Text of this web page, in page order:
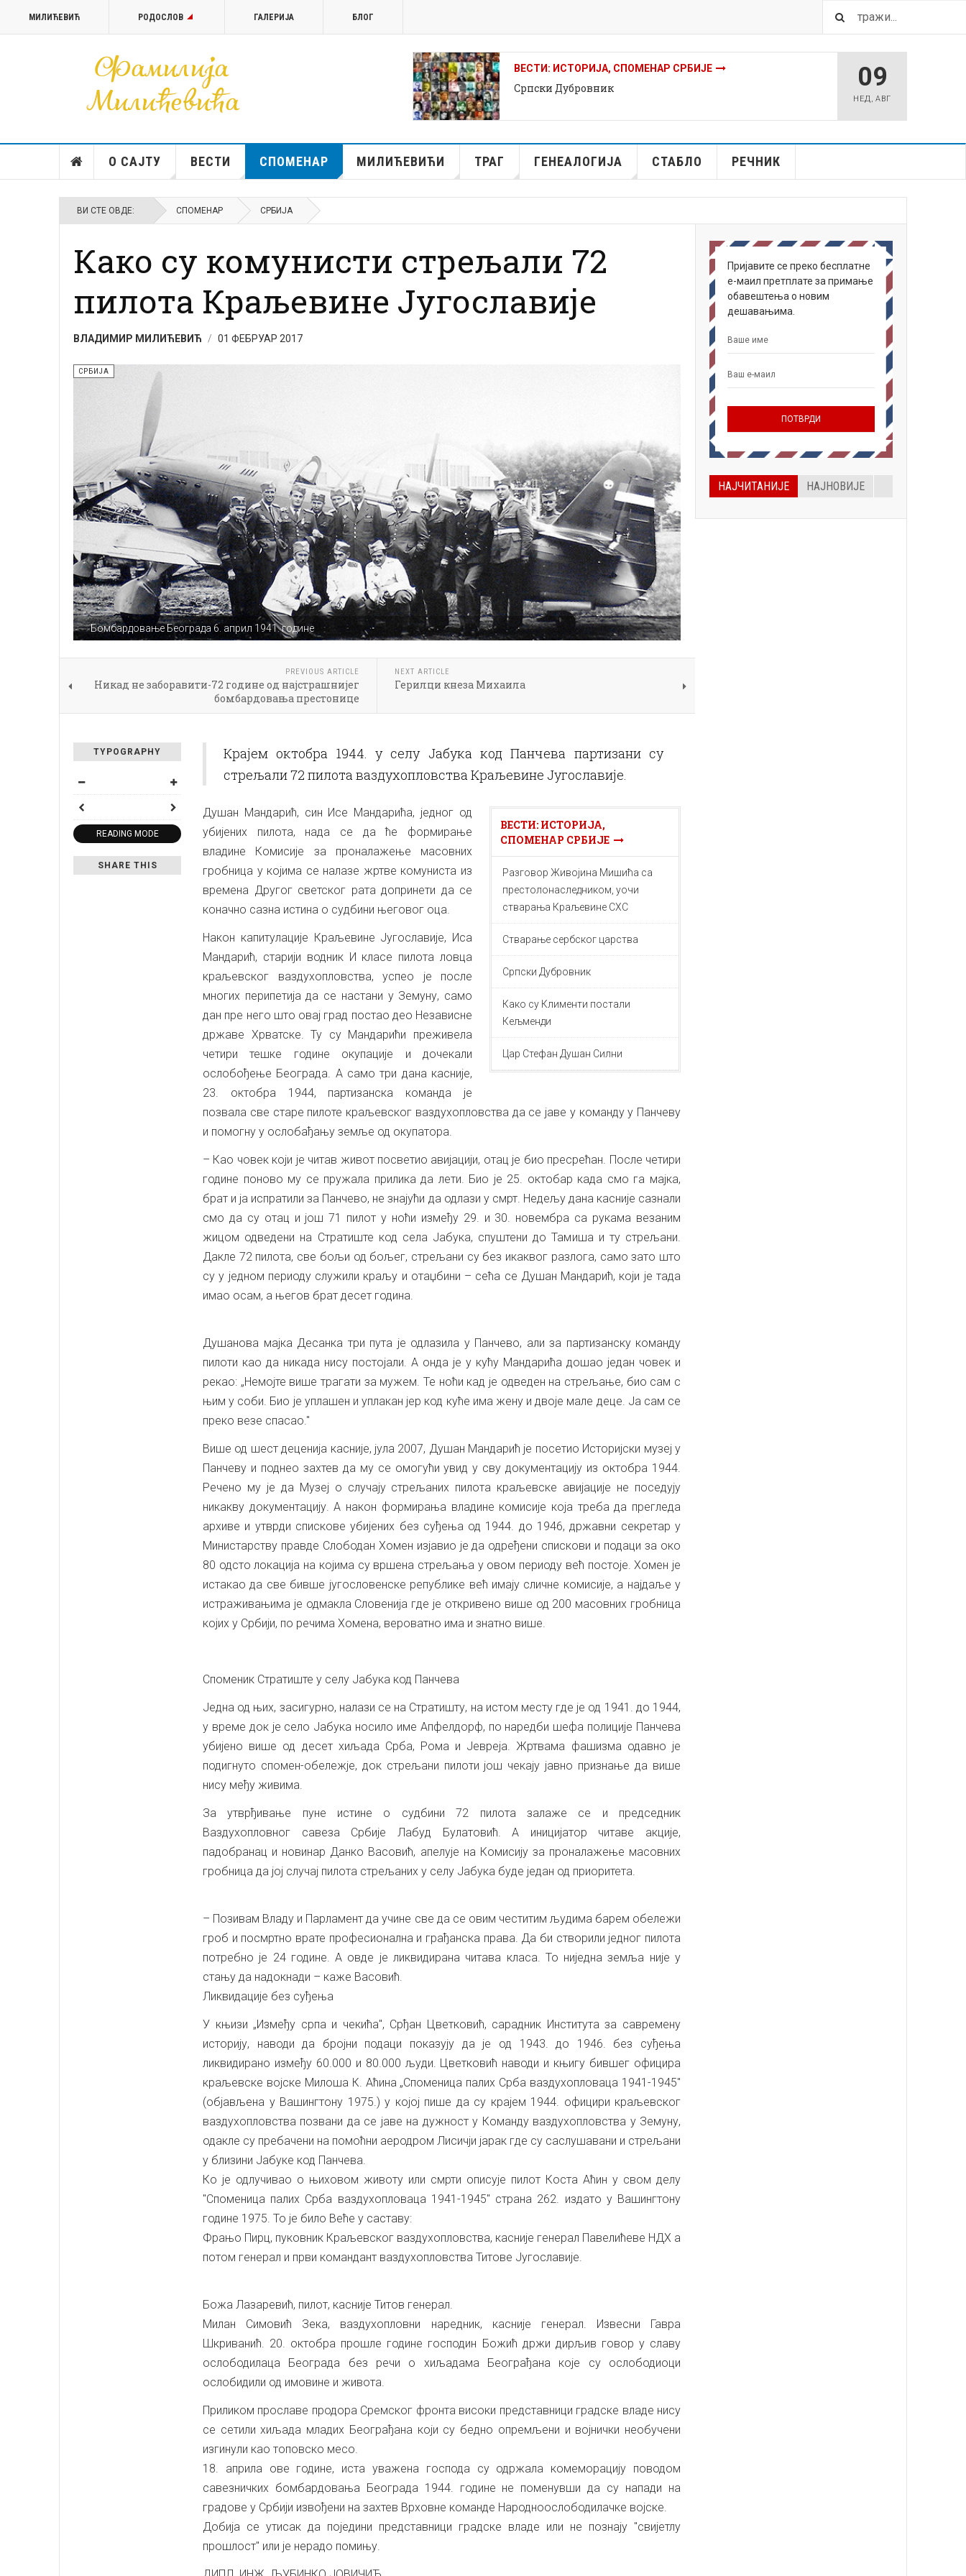
МИЛИЋЕВИЋ РОДОСЛОВ ГАЛЕРИЈА БЛОГ
ВЕСТИ: ИСТОРИЈА, СПОМЕНАР СРБИЈЕ
Српски Дубровник 09
НЕД,АВГ
O САЈТУ ВЕСТИ СПОМЕНАР МИЛИЋЕВИЋИ ТРАГ ГЕНЕАЛОГИЈА СТАБЛО РЕЧНИК
ВИ СТЕ ОВДЕ: СПОМЕНАР СРБИЈА
Како су комунисти стрељали 72
пилота Краљевине Југославије
ВЛАДИМИР МИЛИЋЕВИЋ 01 ФЕБРУАР 2017
Бомбардовање Београда 6. април 1941. године
СРБИЈА
PREVIOUS ARTICLE
Никад не заборавити-72 године од најстрашнијег
бомбардовања престонице
NEXT ARTICLE
Герилци кнеза Михаила
TYPOGRAPHY
READING MODE
SHARE THIS
Крајем октобра 1944. у селу Јабука код Панчева партизани су
стрељали 72 пилота ваздухопловства Краљевине Југославије.
ВЕСТИ: ИСТОРИЈА,
СПОМЕНАР СРБИЈЕ
Разговор Живојина Мишића са
престолонаследником, уочи
стварања Краљевине СXC
Стварање сербског царства
Српски Дубровник
Како су Клименти постали
Кељменди
Цар Стефан Душан Силни
Душан Мандарић, син Исе Мандарића, једног од
убијених пилота, нада се да ће формирање
владине Комисије за проналажење масовних
гробница у којима се налазе жртве комуниста из
времена Другог светског рата допринети да се
коначно сазна истина о судбини његовог оца.
Након капитулације Краљевине Југославије, Иса
Мандарић, старији водник И класе пилота ловца
краљевског ваздухопловства, успео је после
многих перипетија да се настани у Земуну, само
дан пре него што овај град постао део Независне
државе Хрватске. Ту су Мандарићи преживела
четири тешке године окупације и дочекали
ослобођење Београда. А само три дана касније,
23. октобра 1944, партизанска команда је
позвала све старе пилоте краљевског ваздухопловства да се јаве у команду у Панчеву
и помогну у ослобађању земље од окупатора.
– Као човек који је читав живот посветио авијацији, отац је био пресрећан. После четири
године поново му се пружала прилика да лети. Био је 25. октобар када смо га мајка,
брат и ја испратили за Панчево, не знајући да одлази у смрт. Недељу дана касније сазнали
смо да су отац и још 71 пилот у ноћи између 29. и 30. новембра са рукама везаним
жицом одведени на Стратиште код села Јабука, спуштени до Тамиша и ту стрељани.
Дакле 72 пилота, све бољи од бољег, стрељани су без икаквог разлога, само зато што
су у једном периоду служили краљу и отаџбини – сећа се Душан Мандарић, који је тада
имао осам, а његов брат десет година.
Душанова мајка Десанка три пута је одлазила у Панчево, али за партизанску команду
пилоти као да никада нису постојали. А онда је у кућу Мандарића дошао један човек и
рекао: „Немојте више трагати за мужем. Те ноћи кад је одведен на стрељање, био сам с
њим у соби. Био је уплашен и уплакан јер код куће има жену и двоје мале деце. Ја сам се
преко везе спасао."
Више од шест деценија касније, јула 2007, Душан Мандарић је посетио Историјски музеј у
Панчеву и поднео захтев да му се омогући увид у сву документацију из октобра 1944.
Речено му је да Музеј о случају стрељаних пилота краљевске авијације не поседују
никакву документацију. А након формирања владине комисије која треба да прегледа
архиве и утврди спискове убијених без суђења од 1944. до 1946, државни секретар у
Министарству правде Слободан Хомен изјавио је да одређени спискови и подаци за око
80 одсто локација на којима су вршена стрељања у овом периоду већ постоје. Хомен је
истакао да све бивше југословенске републике већ имају сличне комисије, а најдаље у
истраживањима је одмакла Словенија где је откривено више од 200 масовних гробница
којих у Србији, по речима Хомена, вероватно има и знатно више.
Споменик Стратиште у селу Јабука код Панчева
Једна од њих, засигурно, налази се на Стратишту, на истом месту где је од 1941. до 1944,
у време док је село Јабука носило име Апфелдорф, по наредби шефа полиције Панчева
убијено више од десет хиљада Срба, Рома и Јевреја. Жртвама фашизма одавно је
подигнуто спомен-обележје, док стрељани пилоти још чекају јавно признање да више
нису међу живима.
За утврђивање пуне истине о судбини 72 пилота залаже се и председник
Ваздухопловног савеза Србије Лабуд Булатовић. А иницијатор читаве акције,
падобранац и новинар Данко Васовић, апелује на Комисију за проналажење масовних
гробница да јој случај пилота стрељаних у селу Јабука буде један од приоритета.
– Позивам Владу и Парламент да учине све да се овим честитим људима барем обележи
гроб и посмртно врате професионална и грађанска права. Да би створили једног пилота
потребно је 24 године. А овде је ликвидирана читава класа. То ниједна земља није у
стању да надокнади – каже Васовић.
Ликвидације без суђења
У књизи „Између српа и чекића", Срђан Цветковић, сарадник Института за савремену
историју, наводи да бројни подаци показују да је од 1943. до 1946. без суђења
ликвидирано између 60.000 и 80.000 људи. Цветковић наводи и књигу бившег официра
краљевске војске Милоша К. Аћина „Споменица палих Срба ваздухопловаца 1941-1945"
(објављена у Вашингтону 1975.) у којој пише да су крајем 1944. официри краљевског
ваздухопловства позвани да се јаве на дужност у Команду ваздухопловства у Земуну,
одакле су пребачени на помоћни аеродром Лисичји јарак где су саслушавани и стрељани
у близини Јабуке код Панчева.
Ко је одлучивао о њиховом животу или смрти описује пилот Коста Аћин у свом делу
"Споменица палих Срба ваздухопловаца 1941-1945″ страна 262. издато у Вашингтону
године 1975. То је било Веће у саставу:
Фрањо Пирц, пуковник Краљевског ваздухопловства, касније генерал Павелићеве НДХ а
потом генерал и први командант ваздухопловства Титове Југославије.
Божа Лазаревић, пилот, касније Титов генерал.
Милан Симовић Зека, ваздухопловни наредник, касније генерал. Извесни Гавра
Шкриванић. 20. октобра прошле године господин Божић држи дирљив говор у славу
ослободилаца Београда без речи о хиљадама Београђана које су ослободиоци
ослобидили од имовине и живота.
Приликом прославе продора Сремског фронта високи представници градске владе нису
се сетили хиљада младих Београђана који су бедно опремљени и војнички необучени
изгинули као топовско месо.
18. априла ове године, иста уважена господа су одржала комеморацију поводом
савезничких бомбардовања Београда 1944. године не поменувши да су напади на
градове у Србији извођени на захтев Врховне команде Народноослободилачке војске.
Добија се утисак да поједини представници градске владе или не познају "свијетлу
прошлост" или је нерадо помињу.
Пријавите се преко бесплатне
е-маил претплате за примање
обавештења о новим
дешавањима.
НАЈЧИТАНИЈЕ НАЈНОВИЈЕ